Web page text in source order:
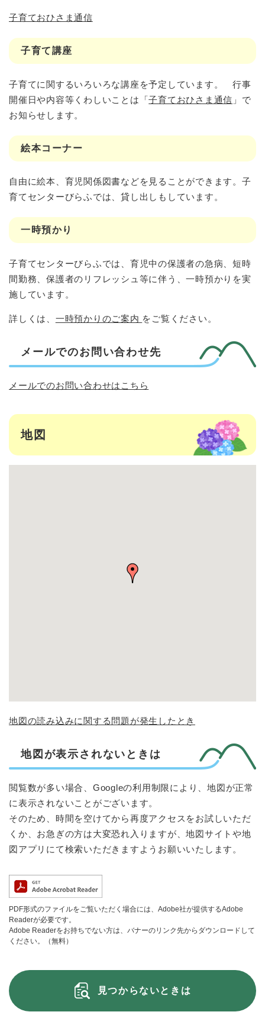
子育ておひさま通信
子育て講座
子育てに関するいろいろな講座を予定しています。 行事
開催日や内容等くわしいことは「子育ておひさま通信 」で
お知らせします。
絵本コーナー
自由に絵本、育児関係図書などを見ることができます。子
育てセンターびらふでは、貸し出しもしています。
一時預かり
子育てセンターびらふでは、育児中の保護者の急病、短時
間勤務、保護者のリフレッシュ等に伴う、一時預かりを実
施しています。​
詳しくは、 一時預かりのご案内 をご覧ください。
メールでのお問い合わせ先
メールでのお問い合わせはこちら
地図
地図の読み込みに関する問題が発生したとき
地図が表示されないときは
閲覧数が多い場合、Googleの利用制限により、地図が正常
に表示されないことがございます。
そのため、時間を空けてから再度アクセスをお試しいただ
くか、お急ぎの方は大変恐れ入りますが、地図サイトや地
図アプリにて検索いただきますようお願いいたします。
PDF形式のファイルをご覧いただく場合には、Adobe社が提供するAdobe
Readerが必要です。
Adobe Readerをお持ちでない方は、バナーのリンク先からダウンロードして
ください。（無料）
見つからないときは